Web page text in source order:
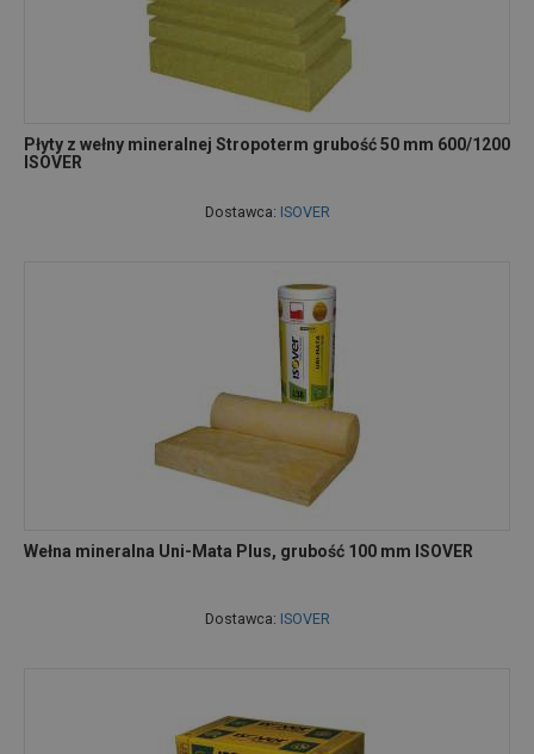
Płyty z wełny mineralnej Stropoterm grubość 50 mm 600/1200
ISOVER
Dostawca: ISOVER
Wełna mineralna Uni-Mata Plus, grubość 100 mm ISOVER
Dostawca: ISOVER